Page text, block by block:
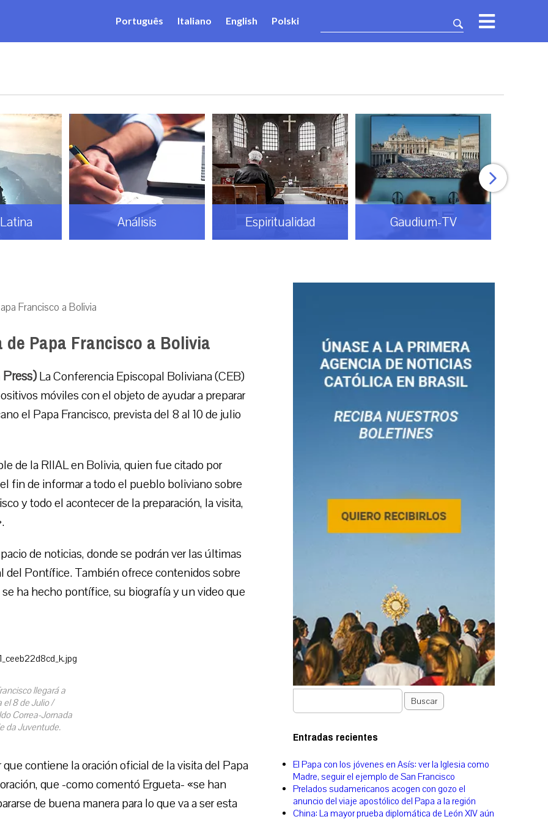
Português Italiano English Polski
Análisis Espiritualidad Gaudium-TV
Francisco a Bolivia
Papa Francisco a Bolivia
La Conferencia Episcopal Boliviana (CEB)
móviles con el objeto de ayudar a preparar
el Papa Francisco, prevista del 8 al 10 de julio
de la RIIAL en Bolivia, quien fue citado por
fin de informar a todo el pueblo boliviano sobre
y todo el acontecer de la preparación, la visita,
de noticias, donde se podrán ver las últimas
del Pontífice. También ofrece contenidos sobre
ha hecho pontífice, su biografía y un video que
llegará a
el 8 de Julio /
Correa-Jornada
da Juventude.
contiene la oración oficial de la visita del Papa
que -como comentó Ergueta- «se han
de buena manera para lo que va a ser esta
Buscar
Entradas recientes
El Papa con los jóvenes en Asís: ver la Iglesia como
Madre, seguir el ejemplo de San Francisco
Prelados sudamericanos acogen con gozo el
anuncio del viaje apostólico del Papa a la región
China: La mayor prueba diplomática de León XIV aún